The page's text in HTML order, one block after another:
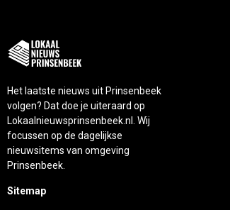
Het laatste nieuws uit Prinsenbeek
volgen? Dat doe je uiteraard op
Lokaalnieuwsprinsenbeek.nl. Wij
focussen op de dagelijkse
nieuwsitems van omgeving
Prinsenbeek.
Sitemap